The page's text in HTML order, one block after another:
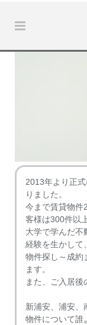
2013年より正
りました。
今まで賃貸物件
客様は300件以
大学で学んだ不
経験を生かして、
物件探し～成約
ます。
また、ご入居後
新浦安、浦安、
物件について誰